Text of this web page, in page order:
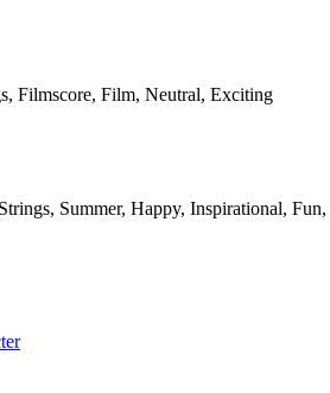
Filmscore, Film, Neutral, Exciting
Summer, Happy, Inspirational,